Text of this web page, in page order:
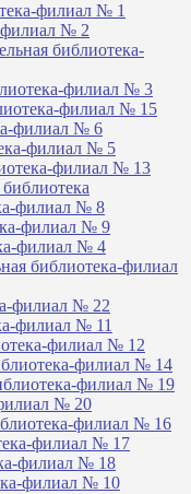
филиал № 1
филиал № 2
библиотека-
филиал № 3
филиал № 15
филиал № 6
филиал № 5
филиал № 13
филиал № 8
филиал № 9
филиал № 4
библиотека-филиал
филиал № 22
филиал № 11
филиал № 12
филиал № 14
филиал № 19
№ 20
филиал № 16
филиал № 17
филиал № 18
филиал № 10